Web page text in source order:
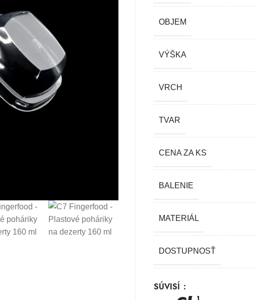
OBJEM
VÝŠKA
VRCH
TVAR
CENA ZA KS
BALENIE
MATERIÁL
DOSTUPNOSŤ
SÚVISÍ